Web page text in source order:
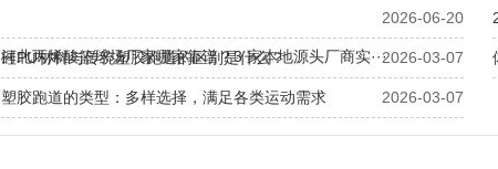
2026-06-20
河北丙烯酸篮球场厂家哪家靠谱？3 家本地源头厂商实···2026-03-07
硅PU材料与传统塑胶跑道的区别是什么？
2026-03-07
塑胶跑道的类型：多样选择，满足各类运动需求